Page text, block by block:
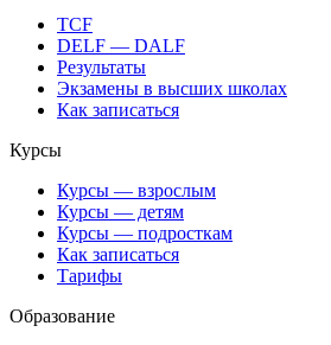
TCF
DELF — DALF
Результаты
Экзамены в высших школах
Как записаться
Курсы
Курсы — взрослым
Курсы — детям
Курсы — подросткам
Как записаться
Тарифы
Образование